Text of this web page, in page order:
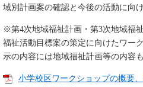
域別計画案の確認と今後の活動に向
※第4次地域福祉計画・第3次地域福
福祉活動目標案の策定に向けたワー
示の内容には地域福祉計画等の内容
小学校区ワークショップの概要